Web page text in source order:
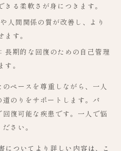
る柔軟さが身につきます。
人間関係の質が改善し、より
す。
：長期的な回復のための自己管理
。
のペースを尊重しながら、一人
のりをサポートします。パ
復可能な疾患です。一人で悩
さい。
についてより詳しい内容は、こ